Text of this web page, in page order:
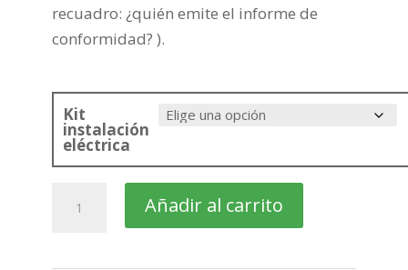
recuadro: ¿quién emite el informe de
conformidad? ).
Kit
instalación
eléctrica
Superb
Añadir al carrito